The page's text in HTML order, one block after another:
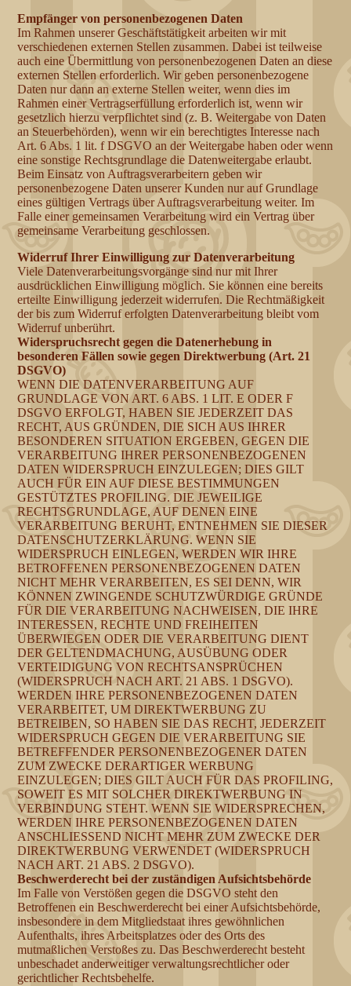
Empfänger von personenbezogenen Daten
Im Rahmen unserer Geschäftstätigkeit arbeiten wir mit
verschiedenen externen Stellen zusammen. Dabei ist teilweise
auch eine Übermittlung von personenbezogenen Daten an diese
externen Stellen erforderlich. Wir geben personenbezogene
Daten nur dann an externe Stellen weiter, wenn dies im
Rahmen einer Vertragserfüllung erforderlich ist, wenn wir
gesetzlich hierzu verpflichtet sind (z. B. Weitergabe von Daten
an Steuerbehörden), wenn wir ein berechtigtes Interesse nach
Art. 6 Abs. 1 lit. f DSGVO an der Weitergabe haben oder wenn
eine sonstige Rechtsgrundlage die Datenweitergabe erlaubt.
Beim Einsatz von Auftragsverarbeitern geben wir
personenbezogene Daten unserer Kunden nur auf Grundlage
eines gültigen Vertrags über Auftragsverarbeitung weiter. Im
Falle einer gemeinsamen Verarbeitung wird ein Vertrag über
gemeinsame Verarbeitung geschlossen.
Widerruf Ihrer Einwilligung zur Datenverarbeitung
Viele Datenverarbeitungsvorgänge sind nur mit Ihrer
ausdrücklichen Einwilligung möglich. Sie können eine bereits
erteilte Einwilligung jederzeit widerrufen. Die Rechtmäßigkeit
der bis zum Widerruf erfolgten Datenverarbeitung bleibt vom
Widerruf unberührt.
Widerspruchsrecht gegen die Datenerhebung in
besonderen Fällen sowie gegen Direktwerbung (Art. 21
DSGVO)
WENN DIE DATENVERARBEITUNG AUF
GRUNDLAGE VON ART. 6 ABS. 1 LIT. E ODER F
DSGVO ERFOLGT, HABEN SIE JEDERZEIT DAS
RECHT, AUS GRÜNDEN, DIE SICH AUS IHRER
BESONDEREN SITUATION ERGEBEN, GEGEN DIE
VERARBEITUNG IHRER PERSONENBEZOGENEN
DATEN WIDERSPRUCH EINZULEGEN; DIES GILT
AUCH FÜR EIN AUF DIESE BESTIMMUNGEN
GESTÜTZTES PROFILING. DIE JEWEILIGE
RECHTSGRUNDLAGE, AUF DENEN EINE
VERARBEITUNG BERUHT, ENTNEHMEN SIE DIESER
DATENSCHUTZERKLÄRUNG. WENN SIE
WIDERSPRUCH EINLEGEN, WERDEN WIR IHRE
BETROFFENEN PERSONENBEZOGENEN DATEN
NICHT MEHR VERARBEITEN, ES SEI DENN, WIR
KÖNNEN ZWINGENDE SCHUTZWÜRDIGE GRÜNDE
FÜR DIE VERARBEITUNG NACHWEISEN, DIE IHRE
INTERESSEN, RECHTE UND FREIHEITEN
ÜBERWIEGEN ODER DIE VERARBEITUNG DIENT
DER GELTENDMACHUNG, AUSÜBUNG ODER
VERTEIDIGUNG VON RECHTSANSPRÜCHEN
(WIDERSPRUCH NACH ART. 21 ABS. 1 DSGVO).
WERDEN IHRE PERSONENBEZOGENEN DATEN
VERARBEITET, UM DIREKTWERBUNG ZU
BETREIBEN, SO HABEN SIE DAS RECHT, JEDERZEIT
WIDERSPRUCH GEGEN DIE VERARBEITUNG SIE
BETREFFENDER PERSONENBEZOGENER DATEN
ZUM ZWECKE DERARTIGER WERBUNG
EINZULEGEN; DIES GILT AUCH FÜR DAS PROFILING,
SOWEIT ES MIT SOLCHER DIREKTWERBUNG IN
VERBINDUNG STEHT. WENN SIE WIDERSPRECHEN,
WERDEN IHRE PERSONENBEZOGENEN DATEN
ANSCHLIESSEND NICHT MEHR ZUM ZWECKE DER
DIREKTWERBUNG VERWENDET (WIDERSPRUCH
NACH ART. 21 ABS. 2 DSGVO).
Beschwerderecht bei der zuständigen Aufsichtsbehörde
Im Falle von Verstößen gegen die DSGVO steht den
Betroffenen ein Beschwerderecht bei einer Aufsichtsbehörde,
insbesondere in dem Mitgliedstaat ihres gewöhnlichen
Aufenthalts, ihres Arbeitsplatzes oder des Orts des
mutmaßlichen Verstoßes zu. Das Beschwerderecht besteht
unbeschadet anderweitiger verwaltungsrechtlicher oder
gerichtlicher Rechtsbehelfe.